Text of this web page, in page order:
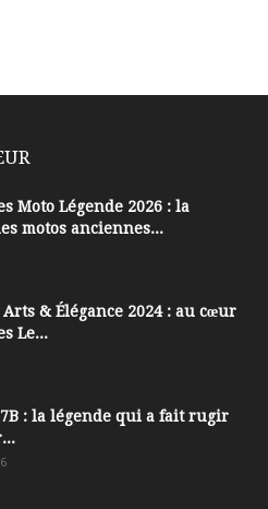
Moto Légende 2026 : la
motos anciennes...
& Élégance 2024 : au cœur
Le...
: la légende qui a fait rugir